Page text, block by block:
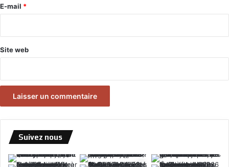
e
E-mail *
Site web
Suivez nous